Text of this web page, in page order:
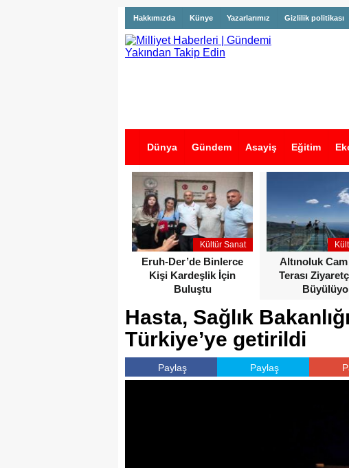
Hakkımızda Künye Yazarlarımız Gizlilik politikası
Dünya Gündem Asayiş Eğitim
İş İlanları
Kültür Sanat
Eruh-Der’de Binlerce
Kişi Kardeşlik İçin
Buluştu
Altınoluk
Terası
Hasta, Sağlık
Türkiye’ye getirildi
Paylaş Paylaş